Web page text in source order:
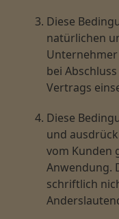
Diese
natürlichen
bei
Vertrags
Diese
und
vom Kunden
Anwendung.
schriftlich